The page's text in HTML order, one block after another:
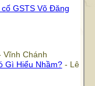
GSTS Võ Đăng
Vĩnh Chánh
Gì Hiểu Nhầm?- Lê